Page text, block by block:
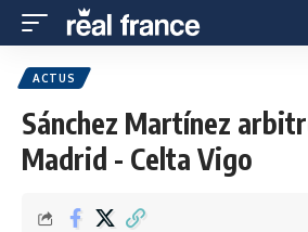
ACTUS
Sánchez Martínez
Madrid - Celta Vigo